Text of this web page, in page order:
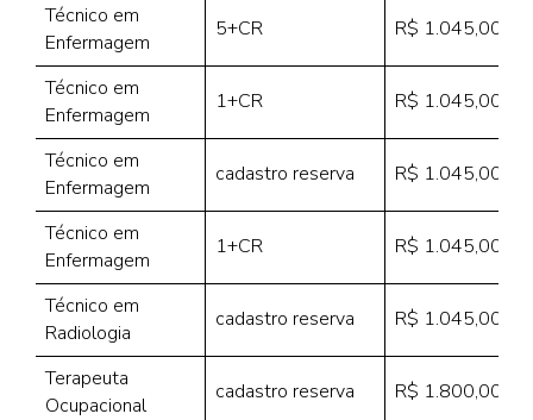
Técnico em
Enfermagem
5+CR R$ 1.045,00
Técnico em
Enfermagem
1+CR R$ 1.045,00
Técnico em
Enfermagem
cadastro reserva R$ 1.045,00
Técnico em
Enfermagem
1+CR R$ 1.045,00
Técnico em
Radiologia
cadastro reserva R$ 1.045,00
Terapeuta
Ocupacional
cadastro reserva R$ 1.800,00